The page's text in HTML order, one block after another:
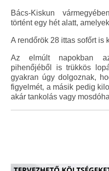
Bács-Kiskun
történt egy hét alatt,
A rendőrök 28 ittas sofőrt is
Az elmúlt napokban
pihenőjéből is trükkös
gyakran úgy dolgoznak,
figyelmét, a másik pedig
akár tankolás vagy